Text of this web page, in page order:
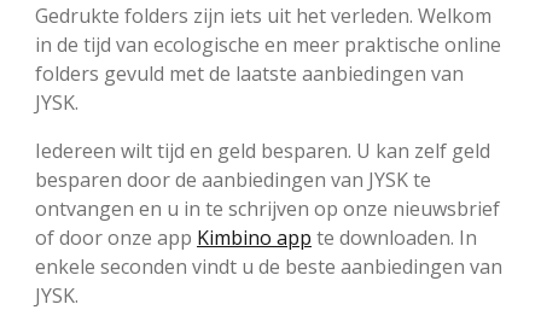
Gedrukte folders zijn iets uit het verleden. Welkom
in de tijd van ecologische en meer praktische online
folders gevuld met de laatste aanbiedingen van
JYSK.
Iedereen wilt tijd en geld besparen. U kan zelf geld
besparen door de aanbiedingen van JYSK te
ontvangen en u in te schrijven op onze nieuwsbrief
of door onze app Kimbino app te downloaden. In
enkele seconden vindt u de beste aanbiedingen van
JYSK.